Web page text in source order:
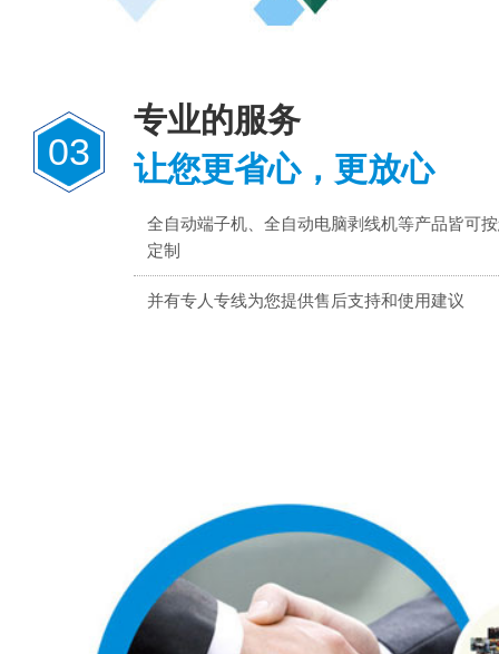
03
专业的服务
让您更省心，更放心
全自动端子机、全自动电脑剥线机等产品皆可
定制
并有专人专线为您提供售后支持和使用建议